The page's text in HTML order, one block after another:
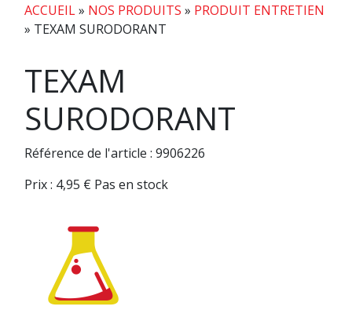
ACCUEIL» NOS PRODUITS » PRODUIT ENTRETIEN
» TEXAM SURODORANT
TEXAM
SURODORANT
Référence de l'article : 9906226
Prix : 4,95 € Pas en stock